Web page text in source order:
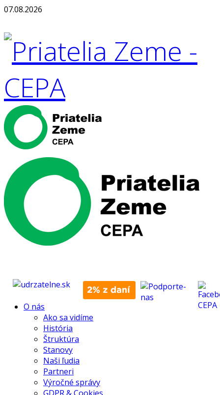
07.08.2026
O nás
Ako sa vidíme
História
Štruktúra
Stanovy
Naši ľudia
Partneri
Výročné správy